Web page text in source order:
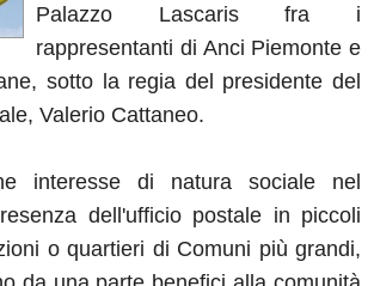
Palazzo Lascaris fra i
rappresentanti di Anci Piemonte e
sotto la regia del presidente del
Valerio Cattaneo.
interesse di natura sociale nel
dell'ufficio postale in piccoli
o quartieri di Comuni più grandi,